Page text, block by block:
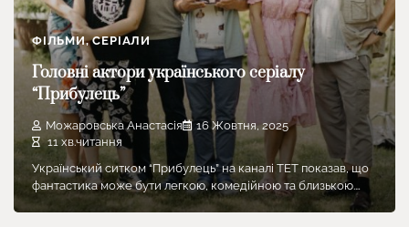
ФІЛЬМИ, СЕРІАЛИ
Головні актори українського серіалу
“Прибулець”
Можаровська Анастасія
16 Жовтня, 2025
11 хв.читання
Український ситком “Прибулець” на каналі ТЕТ показав, що
фантастика може бути легкою, комедійною та близькою.…